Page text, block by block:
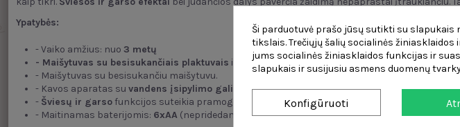
Ypatybės:
- Vaiko amžius: nuo 3 metų
- Maišytuvas su besisukančiais plaktuvais ir dubeniu.
- Maišytuvas su besisukančiu maišytuvu.
- Kavos aparatas su vandens įsipylimo galimybe.
- Šviesų ir garsofunkcijos suteikia pramogoms įvairovės.
- Maitinamas baterijomis: 6xAA (nepridedamos)
Ši parduotuvė prašo jūsų sutikti su
tikslais. Trečiųjų šalių socialinės
jums socialinės žiniasklaidos funkcijas ir
slapukais ir susijusiu asmens duomenų
Konfigūruoti